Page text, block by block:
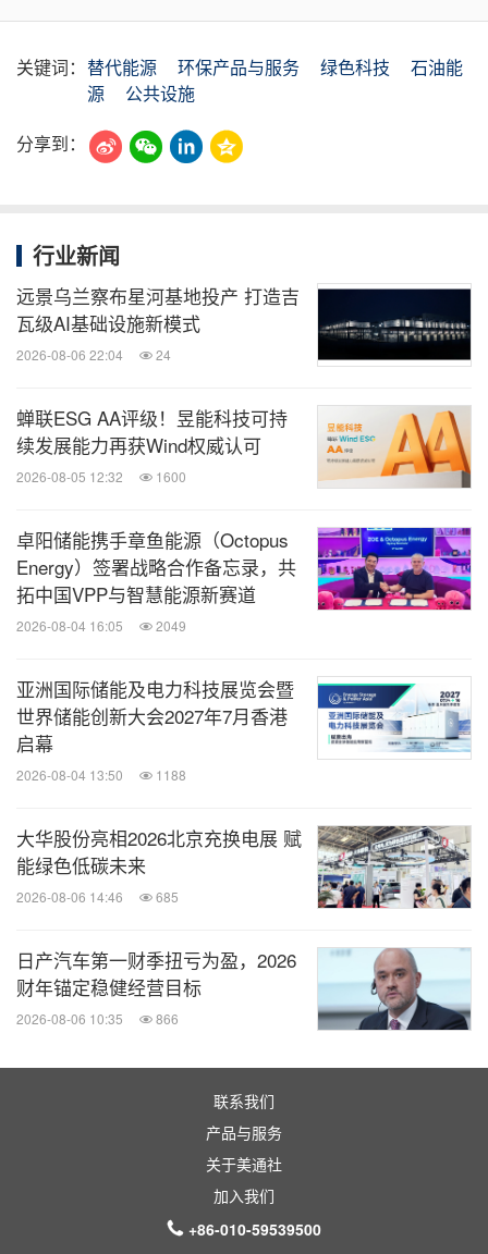
关键词： 替代能源 环保产品与服务 绿色科技
石油能
源
公共设施
分享到：
行业新闻
远景乌兰察布星河基地投产 打造吉
瓦级AI基础设施新模式
2026-08-06 22:04 24
蝉联ESG AA评级！昱能科技可持
续发展能力再获Wind权威认可
2026-08-05 12:32 1600
卓阳储能携手章鱼能源（Octopus
Energy）签署战略合作备忘录，共
拓中国VPP与智慧能源新赛道
2026-08-04 16:05 2049
亚洲国际储能及电力科技展览会暨
世界储能创新大会2027年7月香港
启幕
2026-08-04 13:50 1188
大华股份亮相2026北京充换电展 赋
能绿色低碳未来
2026-08-06 14:46 685
日产汽车第一财季扭亏为盈，2026
财年锚定稳健经营目标
2026-08-06 10:35 866
联系我们
产品与服务
关于美通社
加入我们
+86-010-59539500